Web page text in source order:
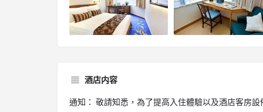
酒店内容
通知： 敬請知悉，為了提高入住體驗以及酒店客房